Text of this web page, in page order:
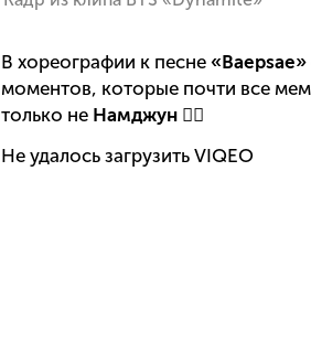
В хореографии к песне «Baepsae»
моментов, которые почти все
только не Намджун 👇🏻
Не удалось загрузить VIQEO